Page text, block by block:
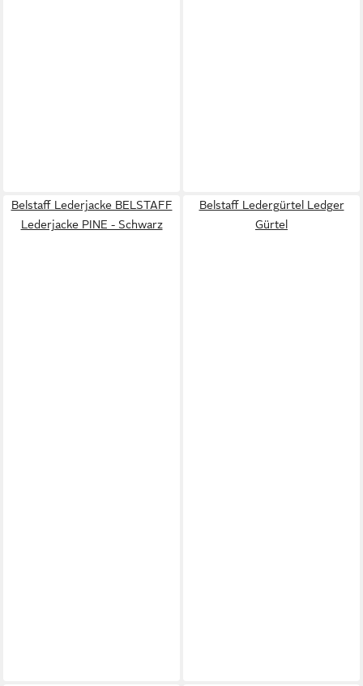
Belstaff Lederjacke BELSTAFF
Lederjacke PINE - Schwarz
Belstaff Ledergürtel Ledger
Gürtel